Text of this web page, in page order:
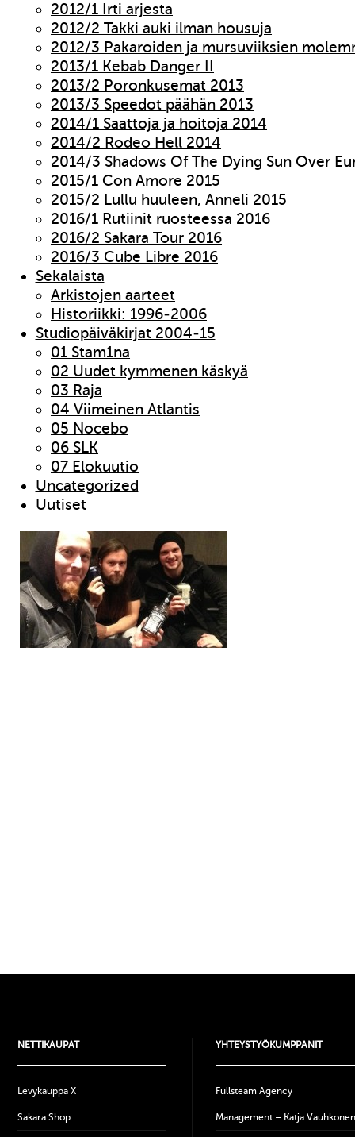
2012/1 Irti arjesta
2012/2 Takki auki ilman housuja
2012/3 Pakaroiden ja mursuviiksien
2013/1 Kebab Danger II
2013/2 Poronkusemat 2013
2013/3 Speedot päähän 2013
2014/1 Saattoja ja hoitoja 2014
2014/2 Rodeo Hell 2014
2014/3 Shadows Of The Dying Sun Over
2015/1 Con Amore 2015
2015/2 Lullu huuleen, Anneli 2015
2016/1 Rutiinit ruosteessa 2016
2016/2 Sakara Tour 2016
2016/3 Cube Libre 2016
Sekalaista
Arkistojen aarteet
Historiikki: 1996-2006
Studiopäiväkirjat 2004-15
01 Stam1na
02 Uudet kymmenen käskyä
03 Raja
04 Viimeinen Atlantis
05 Nocebo
06 SLK
07 Elokuutio
Uncategorized
Uutiset
NETTIKAUPAT
Levykauppa X
Sakara Shop
YHTEYSTYÖKUMPPANIT
Fullsteam Agency
Management – Katja Vauhkonen